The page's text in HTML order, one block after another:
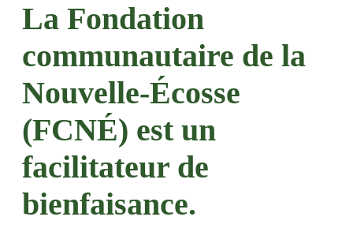
La Fondation
communautaire de la
Nouvelle-Écosse
(FCNÉ) est un
facilitateur de
bienfaisance.